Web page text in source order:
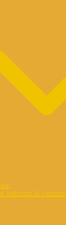
Webinare & Podcasts